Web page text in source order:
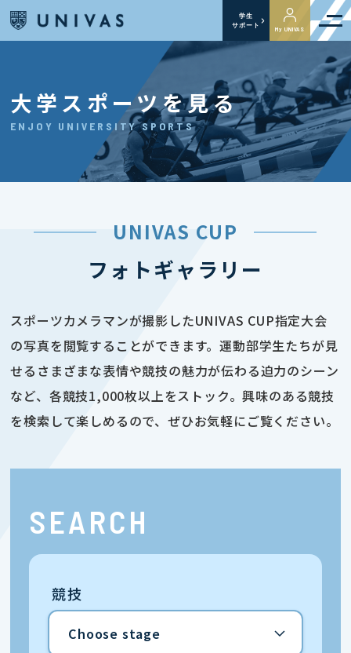
学生
サポート
My UNIVAS
大学スポーツを見る
ENJOY UNIVERSITY SPORTS
UNIVAS CUP
フォトギャラリー
スポーツカメラマンが撮影したUNIVAS CUP指定大会
の写真を閲覧することができます。運動部学生たちが見
せるさまざまな表情や競技の魅力が伝わる迫力のシーン
など、各競技1,000枚以上をストック。興味のある競技
を検索して楽しめるので、ぜひお気軽にご覧ください。
SEARCH
競技